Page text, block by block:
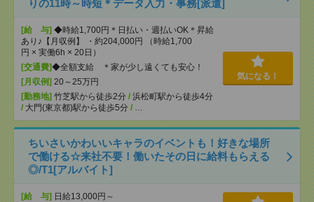
りの11時～時短＊データ入力・事務[派遣]
[給 与] ◆時給1,700円＊日払い・週払いOK＊昇給
あり♪【月収例】 ・約204,000円 （時給1,700
円 × 実働6h × 20日）
[交通費]◆全額支給 ＊家が少し遠くても安心！
[月収例] 20～25万円
[勤務地] 竹芝駅から徒歩2分 / 浜松町駅から徒歩4分
/ 大門(東京都)駅から徒歩5分 / …
気になる！
ちいさいかわいいキャラのイベントも！好きな場所
で働ける☆来社不要！働いたその日に給料もらえる
◎/T1[アルバイト]
[給 与] 日給13,000円～